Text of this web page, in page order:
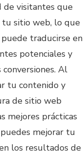
de visitantes que
tu sitio web, lo que
puede traducirse en
potenciales y
conversiones. Al
tu contenido y
de sitio web
mejores prácticas
puedes mejorar tu
los resultados de